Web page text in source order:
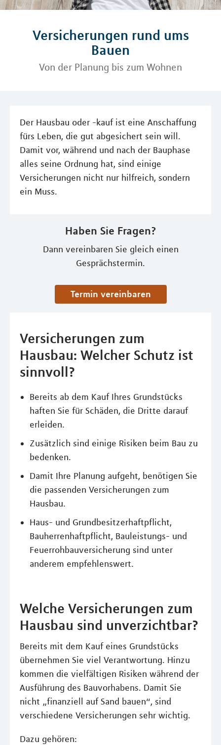
Versicherungen rund ums
Bauen
Von der Planung bis zum Wohnen
Der Hausbau oder -kauf ist eine Anschaffung
fürs Leben, die gut abgesichert sein will.
Damit vor, während und nach der Bauphase
alles seine Ordnung hat, sind einige
Versicherungen nicht nur hilfreich, sondern
ein Muss.
Haben Sie Fragen?
Dann vereinbaren Sie gleich einen
Gesprächstermin.
Termin vereinbaren
Versicherungen zum
Hausbau: Welcher Schutz ist
sinnvoll?
Bereits ab dem Kauf Ihres Grundstücks
haften Sie für Schäden, die Dritte darauf
erleiden.
Zusätzlich sind einige Risiken beim Bau zu
bedenken.
Damit Ihre Planung aufgeht, benötigen Sie
die passenden Versicherungen zum
Hausbau.
Haus- und Grundbesitzerhaftpflicht,
Bauherrenhaftpflicht, Bauleistungs- und
Feuerrohbauversicherung sind unter
anderem empfehlenswert.
Welche Versicherungen zum
Hausbau sind unverzichtbar?
Bereits mit dem Kauf eines Grundstücks
übernehmen Sie viel Verantwortung. Hinzu
kommen die vielfältigen Risiken während der
Ausführung des Bauvorhabens. Damit Sie
nicht „finanziell auf Sand bauen“, sind
verschiedene Versicherungen sehr wichtig.
Dazu gehören: